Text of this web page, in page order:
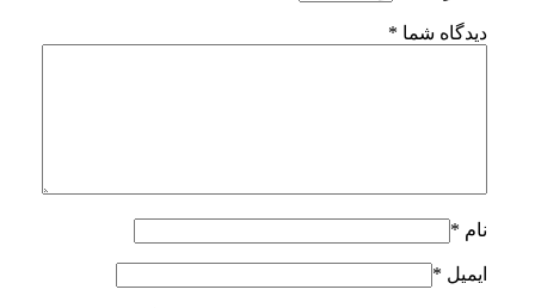
دیدگاه شما *
نام *
ایمیل *